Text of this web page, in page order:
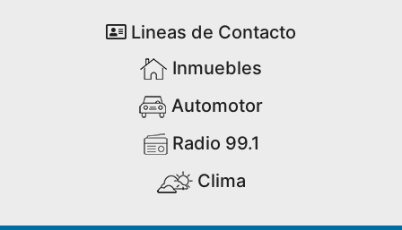
Lineas de Contacto
Inmuebles
Automotor
Radio 99.1
Clima